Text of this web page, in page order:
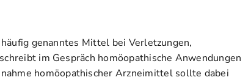
genanntes Mittel bei Verletzungen,
im Gespräch homöopathische Anwendungen
homöopathischer Arzneimittel sollte dabei